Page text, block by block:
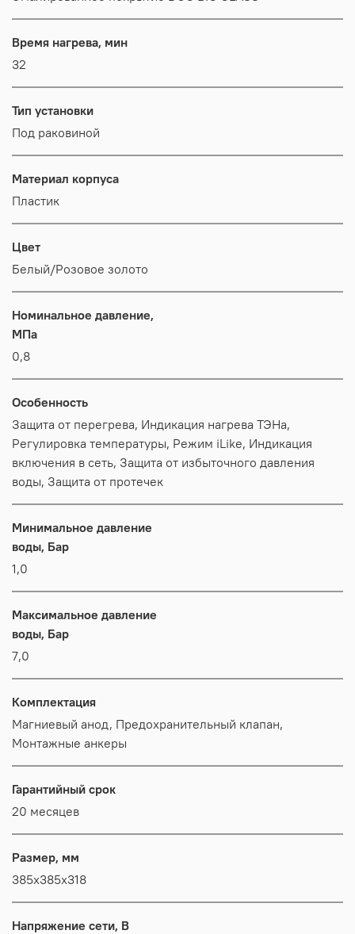
Время нагрева, мин
32
Тип установки
Под раковиной
Материал корпуса
Пластик
Цвет
Белый/Розовое золото
Номинальное давление,
МПа
0,8
Особенность
Защита от перегрева, Индикация нагрева ТЭНа,
Регулировка температуры, Режим iLike, Индикация
включения в сеть, Защита от избыточного давления
воды, Защита от протечек
Минимальное давление
воды, Бар
1,0
Максимальное давление
воды, Бар
7,0
Комплектация
Магниевый анод, Предохранительный клапан,
Монтажные анкеры
Гарантийный срок
20 месяцев
Размер, мм
385x385x318
Напряжение сети, В